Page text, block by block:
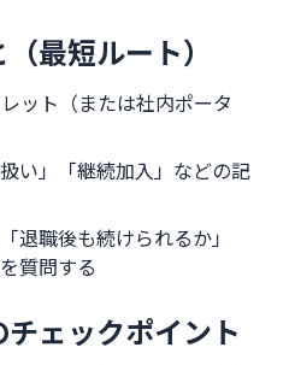
最短ルート）
ット（または社内ポータ
い」「継続加入」などの記
退職後も続けられるか」
質問する
ェックポイント